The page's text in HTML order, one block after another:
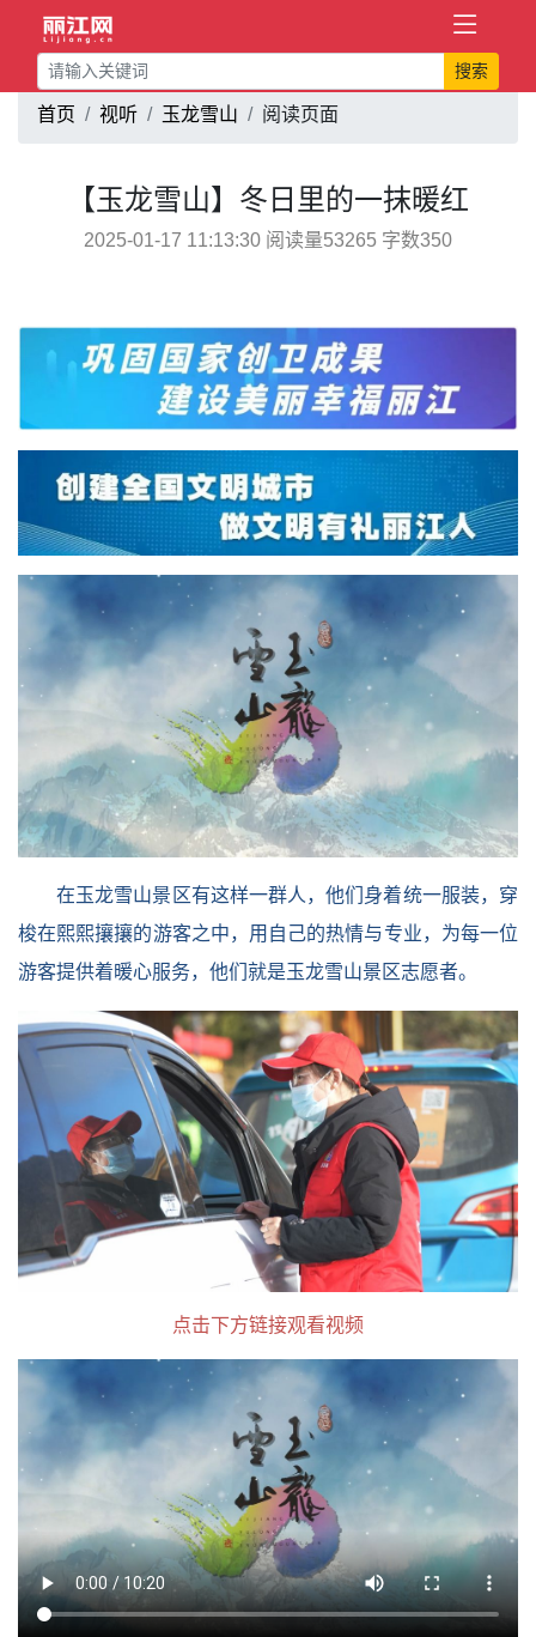
搜索
首页 视听 玉龙雪山 阅读页面
【玉龙雪山】冬日里的一抹暖红
2025-01-17 11:13:30 阅读量53265 字数350
在玉龙雪山景区有这样一群人，他们身着统一服装，穿
梭在熙熙攘攘的游客之中，用自己的热情与专业，为每一位
游客提供着暖心服务，他们就是玉龙雪山景区志愿者。
点击下方链接观看视频